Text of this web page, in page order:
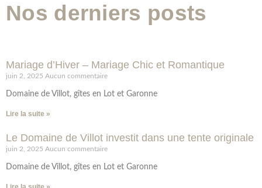
Nos derniers posts
Mariage d’Hiver – Mariage Chic et Romantique
juin 2, 2025 Aucun commentaire
Domaine de Villot, gîtes en Lot et Garonne
Lire la suite »
Le Domaine de Villot investit dans une tente originale
juin 2, 2025 Aucun commentaire
Domaine de Villot, gîtes en Lot et Garonne